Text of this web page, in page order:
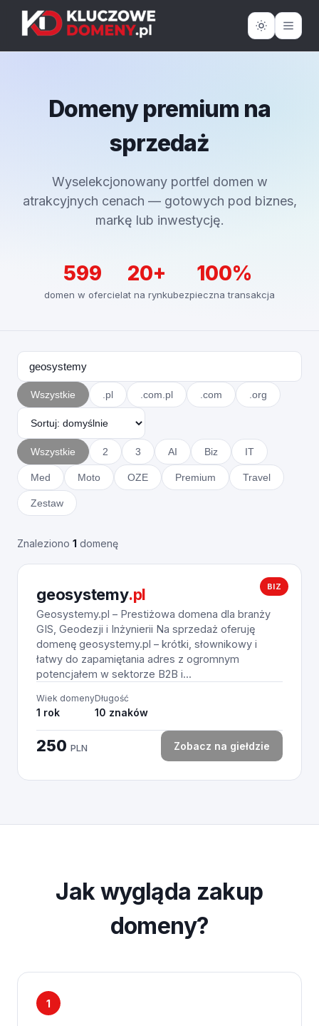
Domeny premium na
sprzedaż
Wyselekcjonowany portfel domen w
atrakcyjnych cenach — gotowych pod biznes,
markę lub inwestycję.
599
domen w ofercie
20+
lat na rynku
100%
bezpieczna transakcja
Wszystkie .pl .com.pl .com .org
Wszystkie 2 3 AI Biz IT
Med Moto OZE Premium Travel
Zestaw
Znaleziono 1 domenę
BIZ
geosystemy.pl
Geosystemy.pl – Prestiżowa domena dla branży
GIS, Geodezji i Inżynierii Na sprzedaż oferuję
domenę geosystemy.pl – krótki, słownikowy i
łatwy do zapamiętania adres z ogromnym
potencjałem w sektorze B2B i...
Wiek domeny
1 rok
Długość
10 znaków
250 PLN Zobacz na giełdzie
Jak wygląda zakup
domeny?
1